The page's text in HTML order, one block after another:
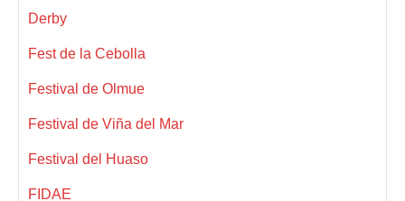
Derby
Fest de la Cebolla
Festival de Olmue
Festival de Viña del Mar
Festival del Huaso
FIDAE